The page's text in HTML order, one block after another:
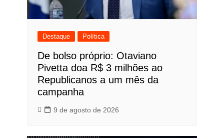
Destaque Política
De bolso próprio: Otaviano
Pivetta doa R$ 3 milhões ao
Republicanos a um mês da
campanha
9 de agosto de 2026